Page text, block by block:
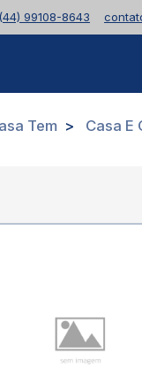
(44) 99108-8643
Tem
Casa E